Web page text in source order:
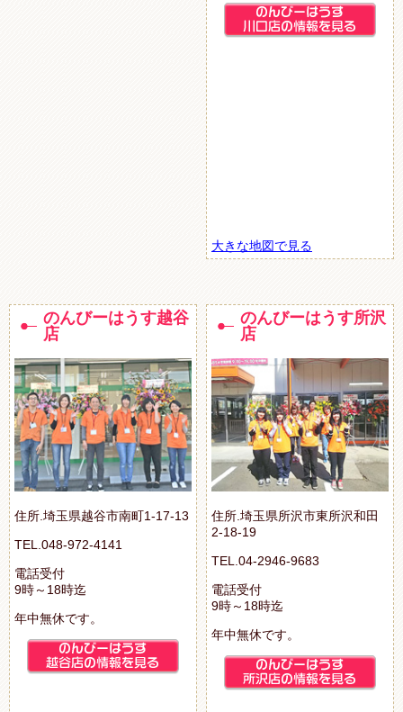
大きな地図で見る
のんびーはうす越谷
店
住所.埼玉県越谷市南町1-17-13
TEL.048-972-4141
電話受付
9時～18時迄
年中無休です。
のんびーはうす所沢
店
住所.埼玉県所沢市東所沢和田
2-18-19
TEL.04-2946-9683
電話受付
9時～18時迄
年中無休です。